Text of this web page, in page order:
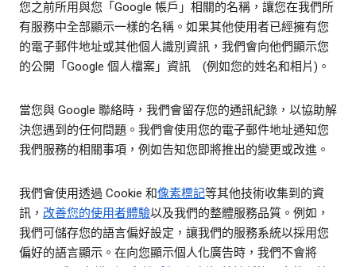
您之前所用與您「Google 帳戶」相關的名稱，讓您在我們所
有服務中全部顯示一樣的名稱。如果其他使用者已經擁有您
的電子郵件地址或其他個人識別資訊，我們會向他們顯示您
的公開「Google 個人檔案」資訊 (例如您的姓名和相片)。
當您與 Google 聯絡時，我們會留存您的通訊紀錄，以協助解
決您遇到的任何問題。我們會使用您的電子郵件地址通知您
我們服務的相關事項，例如告知您即將推出的變更或改進。
我們會使用透過 Cookie 和像素標記等其他技術收集到的資
訊， 改善您的使用者體驗以及我們的整體服務品質。例如，
我們可儲存您的語言偏好設定，讓我們的服務系統以採用您
偏好的語言顯示。在向您顯示個人化廣告時，我們不會將